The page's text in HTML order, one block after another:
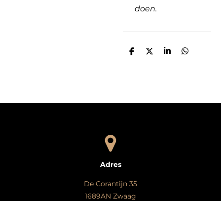
doen.
D
D
S
D
Adres
De Corantijn 35
1689AN Zwaag